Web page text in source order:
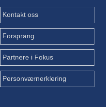
Kontakt oss
Forsprang
Partnere i Fokus
Personværnerklering